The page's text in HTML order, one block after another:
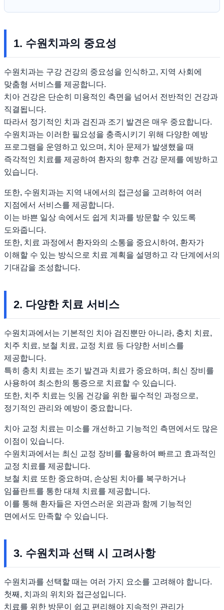
1. 수원치과의 중요성
수원치과는 구강 건강의 중요성을 인식하고, 지역 사회에
맞춤형 서비스를 제공합니다.
치아 건강은 단순히 미용적인 측면을 넘어서 전반적인 건강과
직결됩니다.
따라서 정기적인 치과 검진과 조기 발견은 매우 중요합니다.
수원치과는 이러한 필요성을 충족시키기 위해 다양한 예방
프로그램을 운영하고 있으며, 치아 문제가 발생했을 때
즉각적인 치료를 제공하여 환자의 향후 건강 문제를 예방하고
있습니다.
또한, 수원치과는 지역 내에서의 접근성을 고려하여 여러
지점에서 서비스를 제공합니다.
이는 바쁜 일상 속에서도 쉽게 치과를 방문할 수 있도록
도와줍니다.
또한, 치료 과정에서 환자와의 소통을 중요시하여, 환자가
이해할 수 있는 방식으로 치료 계획을 설명하고 각 단계에서의
기대감을 조성합니다.
2. 다양한 치료 서비스
수원치과에서는 기본적인 치아 검진뿐만 아니라, 충치 치료,
치주 치료, 보철 치료, 교정 치료 등 다양한 서비스를
제공합니다.
특히 충치 치료는 조기 발견과 치료가 중요하며, 최신 장비를
사용하여 최소한의 통증으로 치료할 수 있습니다.
또한, 치주 치료는 잇몸 건강을 위한 필수적인 과정으로,
정기적인 관리와 예방이 중요합니다.
치아 교정 치료는 미소를 개선하고 기능적인 측면에서도 많은
이점이 있습니다.
수원치과에서는 최신 교정 장비를 활용하여 빠르고 효과적인
교정 치료를 제공합니다.
보철 치료 또한 중요하며, 손상된 치아를 복구하거나
임플란트를 통한 대체 치료를 제공합니다.
이를 통해 환자들은 자연스러운 외관과 함께 기능적인
면에서도 만족할 수 있습니다.
3. 수원치과 선택 시 고려사항
수원치과를 선택할 때는 여러 가지 요소를 고려해야 합니다.
첫째, 치과의 위치와 접근성입니다.
치료를 위한 방문이 쉽고 편리해야 지속적인 관리가